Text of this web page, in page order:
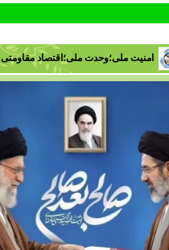
امنیت ملی؛وحدت ملی؛اقتصاد مقاومتی